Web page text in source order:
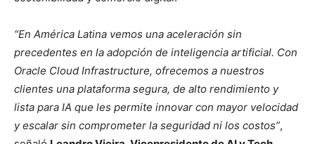
“En América Latina vemos una aceleración sin
precedentes en la adopción de inteligencia artificial. Con
Oracle Cloud Infrastructure, ofrecemos a nuestros
clientes una plataforma segura, de alto rendimiento y
lista para IA que les permite innovar con mayor velocidad
y escalar sin comprometer la seguridad ni los costos”,